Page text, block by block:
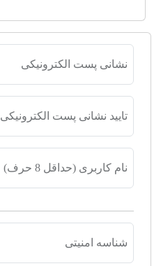
نشانی پست الکترونیکی
تایید نشانی پست الکترونیکی
نام کاربری (حداقل 8 حرف)
شناسه امنیتی